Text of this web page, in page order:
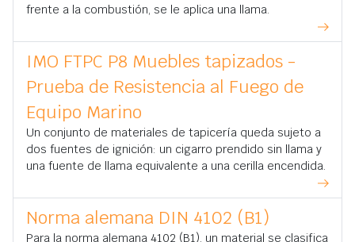
frente a la combustión, se le aplica una llama.
IMO FTPC P8 Muebles tapizados -
Prueba de Resistencia al Fuego de
Equipo Marino
Un conjunto de materiales de tapicería queda sujeto a
dos fuentes de ignición: un cigarro prendido sin llama y
una fuente de llama equivalente a una cerilla encendida.
Norma alemana DIN 4102 (B1)
Para la norma alemana 4102 (B1), un material se clasifica